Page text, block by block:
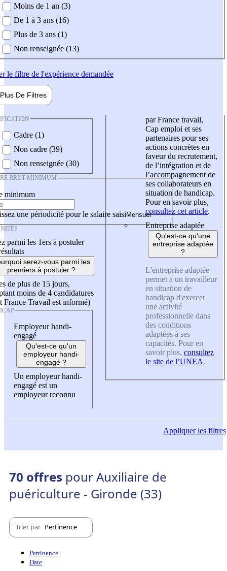
demandée
Moins de 1 an (3)
De 1 à 3 ans (16)
Plus de 3 ans (1)
Non renseignée (13)
le filtre de l'expérience demandée
Plus De Filtres
Cadre (1)
Non cadre (39)
Non renseignée (30)
BRUT MINIMUM
minimum
une périodicité pour le salaire saisi
parmi les 1ers à postuler
serez-vous parmi les
premiers à postuler ?
de plus de 15 jours,
moins de 4 candidatures
France Travail est informé)
Employeur handi-
engagé
Qu'est-ce qu'un
employeur handi-
engagé ?
Un employeur handi-
engagé est un
employeur reconnu
par France travail,
Cap emploi et ses
partenaires pour ses
actions concrètes en
faveur du recrutement,
de l’intégration et de
l’accompagnement de
ses collaborateurs en
situation de handicap.
Pour en savoir plus,
consultez cet article.
Entreprise adaptée
Qu'est-ce qu'une
entreprise adaptée
?
L'entreprise adaptée
permet à un travailleur
en situation de
handicap d'exercer
une activité
professionnelle dans
des conditions
adaptées à ses
capacités. Pour en
savoir plus, consultez
le site de l’UNEA.
Appliquerles filtres
70 offres pour Auxiliaire de
puériculture - Gironde (33)
Trier par Pertinence
Pertinence
Date